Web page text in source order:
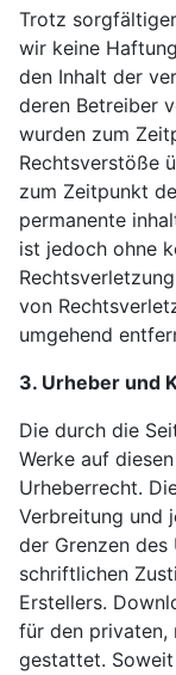
Trotz
wir keine
den Inhalt der
deren Betreiber
wurden zum
Rechtsverstöße
zum Zeitpunkt
permanente
ist jedoch ohne
von
umgehend
3. Urheber und
Die durch die
Werke auf
Urheberrecht.
Verbreitung und
der Grenzen
schriftlichen
Erstellers.
für den privaten,
gestattet.